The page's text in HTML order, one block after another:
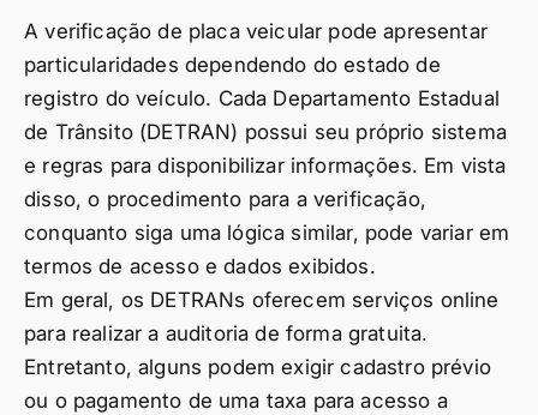
A verificação de placa veicular pode apresentar
particularidades dependendo do estado de
registro do veículo. Cada Departamento Estadual
de Trânsito (DETRAN) possui seu próprio sistema
e regras para disponibilizar informações. Em vista
disso, o procedimento para a verificação,
conquanto siga uma lógica similar, pode variar em
termos de acesso e dados exibidos.
Em geral, os DETRANs oferecem serviços online
para realizar a auditoria de forma gratuita.
Entretanto, alguns podem exigir cadastro prévio
ou o pagamento de uma taxa para acesso a